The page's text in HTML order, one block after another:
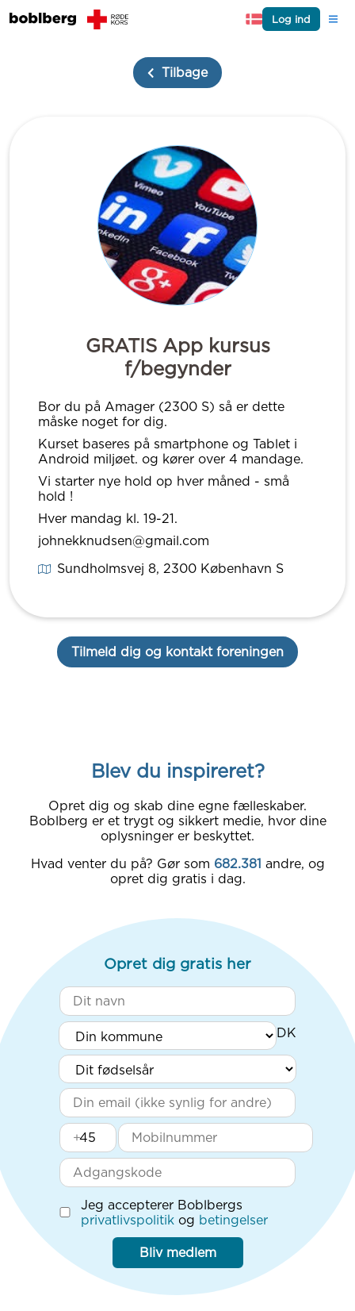
Log ind
Tilbage
GRATIS App kursus
f/begynder
Bor du på Amager (2300 S) så er dette
måske noget for dig.
Kurset baseres på smartphone og Tablet i
Android miljøet. og kører over 4 mandage.
Vi starter nye hold op hver måned - små
hold !
Hver mandag kl. 19-21.
johnekknudsen@gmail.com
Sundholmsvej 8, 2300København S
Tilmeld dig og kontakt foreningen
Blev du inspireret?
Opret dig og skab dine egne fælleskaber.
Boblberg er et trygt og sikkert medie, hvor dine
oplysninger er beskyttet.
Hvad venter du på? Gør som 682.381 andre, og
opret dig gratis i dag.
Opret dig gratis her
+
Jeg accepterer Boblbergs
privatlivspolitik og betingelser
Bliv medlem